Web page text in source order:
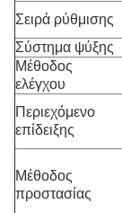
Σειρά ρύθμισης
Σύστημα ψύξης
Μέθοδος
ελέγχου
Περιεχόμενο
επίδειξης
Μέθοδος
προστασίας